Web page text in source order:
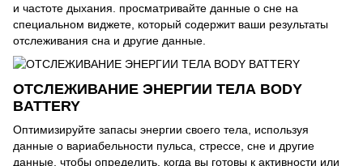
и частоте дыхания. просматривайте данные о сне на
специальном виджете, который содержит ваши результаты
отслеживания сна и другие данные.
ОТСЛЕЖИВАНИЕ ЭНЕРГИИ ТЕЛА BODY
BATTERY
Оптимизируйте запасы энергии своего тела, используя
данные о вариабельности пульса, стрессе, сне и другие
данные, чтобы определить, когда вы готовы к активности или